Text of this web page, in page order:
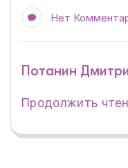
Нет
Потанин
Продолжить